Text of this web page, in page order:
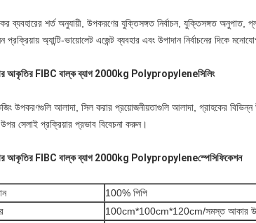
ব্যবহারের শর্ত অনুযায়ী, উপকরণের যুক্তিসঙ্গত নির্বাচন, যুক্তিসঙ্গত অনুপাত,
প্রক্রিয়ায় অ্যান্টি-ভায়োলেট এজেন্ট ব্যবহার এবং উপাদান নির্বাচনের দিকে
আকৃতির FIBC বাল্ক ব্যাগ 2000kg Polypropyleneসিলিং
উপকরণগুলি আলাদা, সিল করার প্রয়োজনীয়তাগুলি আলাদা, গ্রাহকের
সেলাই প্রক্রিয়ার প্রভাব বিবেচনা করুন।
আকৃতির FIBC বাল্ক ব্যাগ 2000kg Polypropyleneস্পেসিফিকেশন
100% পিপি
100cm*100cm*120cm/সমস্ত আকার